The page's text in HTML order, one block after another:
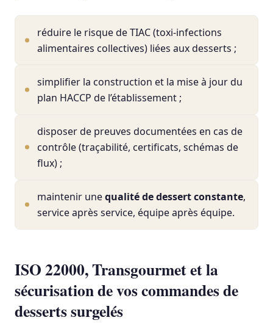
réduire le risque de TIAC (toxi-infections
alimentaires collectives) liées aux desserts ;
simplifier la construction et la mise à jour du
plan HACCP de l’établissement ;
disposer de preuves documentées en cas de
contrôle (traçabilité, certificats, schémas de
flux) ;
maintenir unequalité de dessert constante,
service après service, équipe après équipe.
ISO 22000, Transgourmet et la
sécurisation de vos commandes de
desserts surgelés